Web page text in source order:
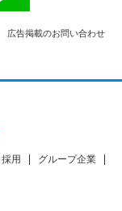
広告掲載のお問い合わせ
採用
グループ企業